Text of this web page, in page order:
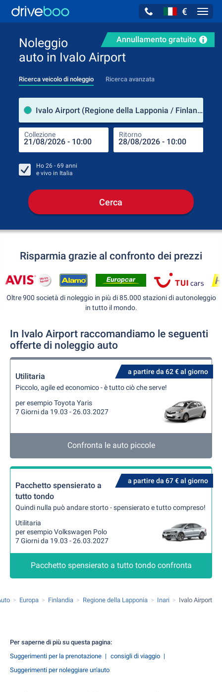
€
Annullamento gratuito
Noleggio
auto in Ivalo Airport
Ricerca veicolo di noleggio Ricerca avanzata
Ivalo Airport (Regione della Lapponia / Finlandia)
Collezione Ritorno
Ho 26 - 69 anni
e vivo in Italia
Cerca
Risparmia grazie al confronto dei prezzi
Oltre 900 società di noleggio in più di 85.000 stazioni di autonoleggio
in tutto il mondo.
In Ivalo Airport raccomandiamo le seguenti
offerte di noleggio auto
a partire da 62 € al giorno
Utilitaria
Piccolo, agile ed economico - è tutto ciò che serve!
per esempio Toyota Yaris
7 Giorni da 19.03 - 26.03.2027
Confronta le auto piccole
a partire da 67 € al giorno
Pacchetto spensierato a
tutto tondo
Quindi nulla può andare storto - spensierato e tutto compreso!
Utilitaria
per esempio Volkswagen Polo
7 Giorni da 19.03 - 26.03.2027
Pacchetto spensierato a tutto tondo confronta
Europa Finlandia Regione della Lapponia Inari Ivalo Airport
Per saperne di più su questa pagina:
Suggerimenti per la prenotazione
consigli di viaggio
Suggerimenti per noleggiare un'auto